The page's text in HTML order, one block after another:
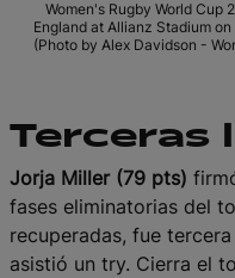
Women's Rugby World Cup
England at Allianz Stadium
(Photo by Alex Davidson -
Terceras
Jorja Miller (79 pts)
fases eliminatorias del
recuperadas, fue
asistió un try. Cierra el